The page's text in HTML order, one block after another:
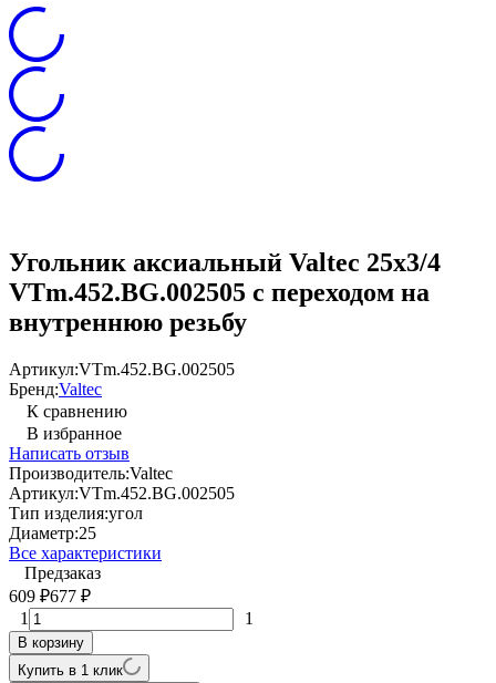
Угольник аксиальный Valtec 25х3/4
VTm.452.BG.002505 с переходом на
внутреннюю резьбу
Артикул:VTm.452.BG.002505
Бренд:Valtec
К сравнению
В избранное
Написать отзыв
Производитель:Valtec
Артикул:VTm.452.BG.002505
Тип изделия:угол
Диаметр:25
Все характеристики
Предзаказ
609 ₽677 ₽
1 1
В корзину
Купить в 1 клик